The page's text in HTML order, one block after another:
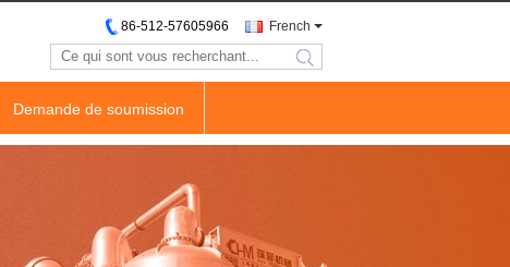
French
86-512-57605966
search
Demande de soumission